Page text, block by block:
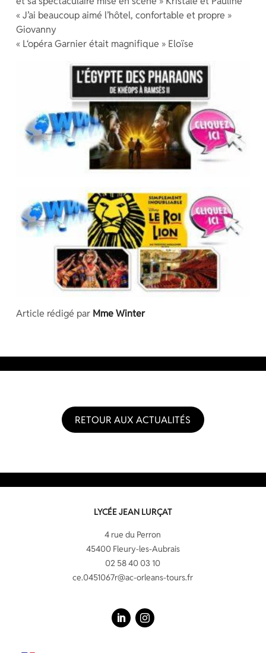
« J’ai beaucoup aimé l’hôtel, confortable et propre »
Giovanny
« L‘opéra Garnier était magnifique » Eloïse
Article rédigé par Mme Winter
RETOUR AUX ACTUALITÉS
LYCÉE JEAN LURÇAT
4 rue du Perron
45400 Fleury-les-Aubrais
02 58 40 03 10
ce.0451067r@ac-orleans-tours.fr